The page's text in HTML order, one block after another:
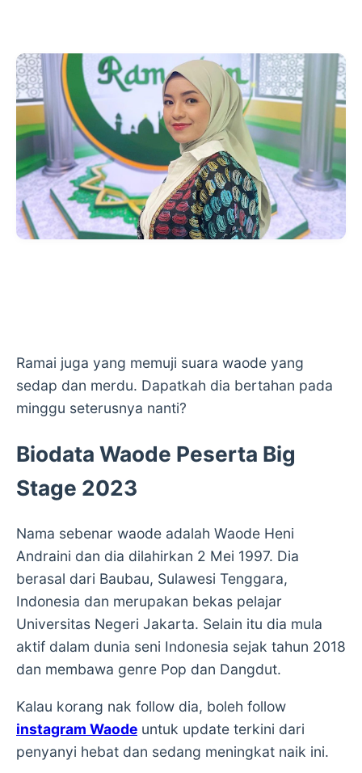
Ramai juga yang memuji suara waode yang
sedap dan merdu. Dapatkah dia bertahan pada
minggu seterusnya nanti?
Biodata Waode Peserta Big
Stage 2023
Nama sebenar waode adalah Waode Heni
Andraini dan dia dilahirkan 2 Mei 1997. Dia
berasal dari Baubau, Sulawesi Tenggara,
Indonesia dan merupakan bekas pelajar
Universitas Negeri Jakarta. Selain itu dia mula
aktif dalam dunia seni Indonesia sejak tahun 2018
dan membawa genre Pop dan Dangdut.
Kalau korang nak follow dia, boleh follow
instagram Waode untuk update terkini dari
penyanyi hebat dan sedang meningkat naik ini.